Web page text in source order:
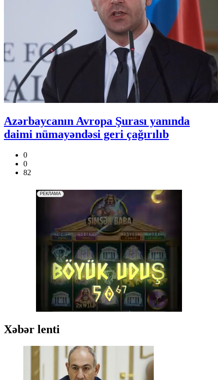
Azərbaycanın Avropa Şurası yanında
daimi nümayəndəsi geri çağırılıb
0
0
82
Xəbər lenti